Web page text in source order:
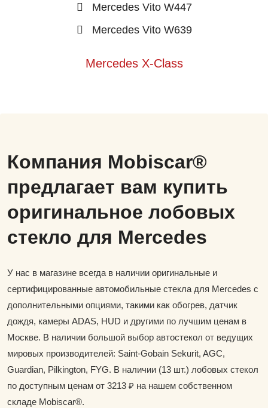
Mercedes Vito W447
Mercedes Vito W639
Mercedes X-Class
Компания Mobiscar®
предлагает вам купить
оригинальное лобовых
стекло для Mercedes
У нас в магазине всегда в наличии оригинальные и
сертифицированные автомобильные стекла для Mercedes с
дополнительными опциями, такими как обогрев, датчик
дождя, камеры ADAS, HUD и другими по лучшим ценам в
Москве. В наличии большой выбор автостекол от ведущих
мировых производителей: Saint-Gobain Sekurit, AGC,
Guardian, Pilkington, FYG. В наличии (13 шт.) лобовых стекол
по доступным ценам от 3213 ₽ на нашем собственном
складе Mobiscar®.